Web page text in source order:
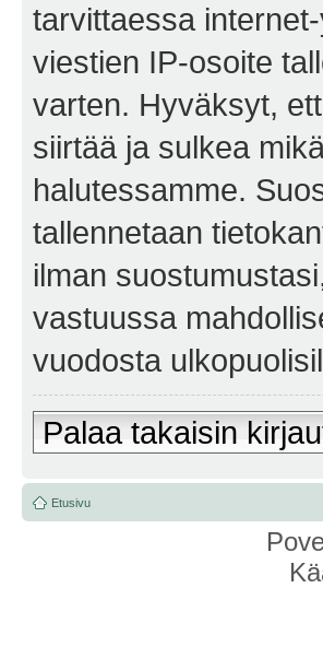
tarvittaessa
viestien IP-osoite
varten. Hyväksyt,
siirtää ja sulkea
halutessamme.
tallennetaan
ilman
vastuussa
vuodosta
Palaa takaisin
Etusivu